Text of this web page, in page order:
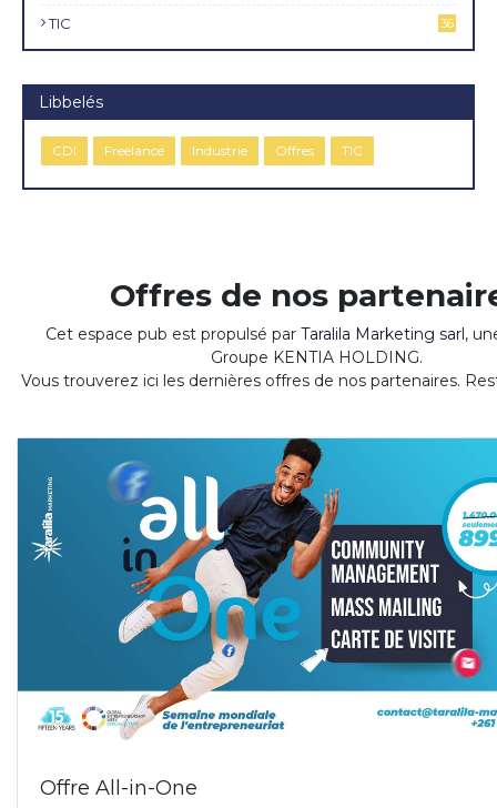
TIC 36
Libbelés
CDI Freelance Industrie Offres TIC